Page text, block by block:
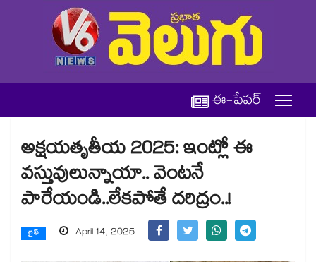
ఈ-పేపర్
అక్షయతృతీయ 2025: ఇంట్లో ఈ
వస్తువులున్నాయా.. వెంటనే
పారేయండి..లేకపోతే దరిద్రం..!
లైఫ్ April 14, 2025